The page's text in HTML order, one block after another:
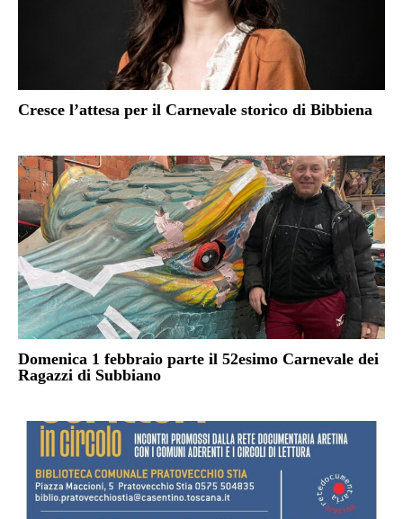
Cresce l’attesa per il Carnevale storico di Bibbiena
Domenica 1 febbraio parte il 52esimo Carnevale dei
Ragazzi di Subbiano